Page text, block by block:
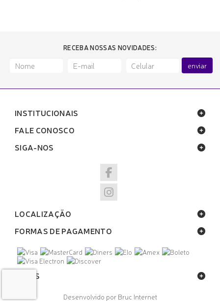
RECEBA NOSSAS NOVIDADES:
enviar
INSTITUCIONAIS
FALE CONOSCO
SIGA-NOS
LOCALIZAÇÃO
FORMAS DE PAGAMENTO
SELOS
Desenvolvido por Bruc Internet